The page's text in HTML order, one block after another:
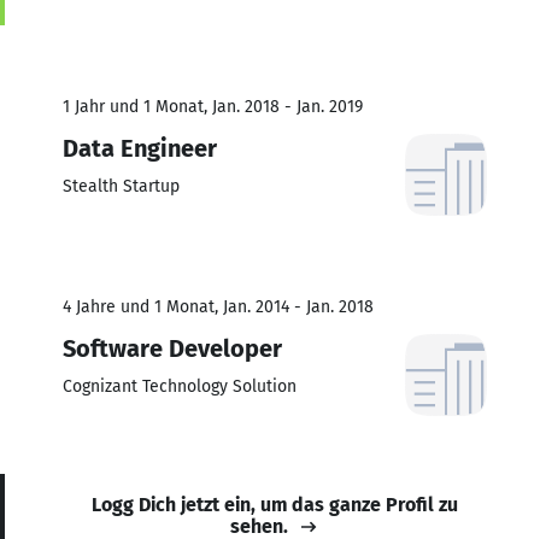
1 Jahr und 1 Monat, Jan. 2018 - Jan. 2019
Data Engineer
Stealth Startup
4 Jahre und 1 Monat, Jan. 2014 - Jan. 2018
Software Developer
Cognizant Technology Solution
Logg Dich jetzt ein, um das ganze Profil zu
sehen.